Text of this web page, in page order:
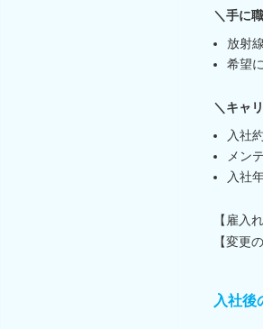
＼手に
放射
希望
＼キャ
入社
メン
入社
【雇入
【変更
入社後